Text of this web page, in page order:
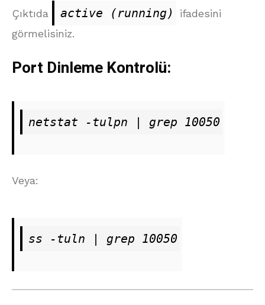
Çıktıda active (running)
ifadesini
görmelisiniz.
Port Dinleme Kontrolü:
netstat -tulpn | grep 10050
Veya:
ss -tuln | grep 10050